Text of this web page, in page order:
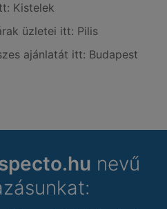
Kistelek
üzletei itt: Pilis
ajánlatát itt: Budapest
nevű